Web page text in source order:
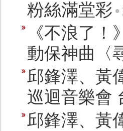
粉絲滿堂彩 •
《不浪了
動保神曲〈
邱鋒澤、黃
巡迴音樂會
邱鋒澤、黃